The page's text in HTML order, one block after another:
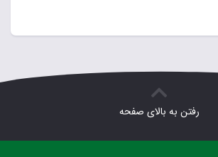
رفتن به بالای صفحه